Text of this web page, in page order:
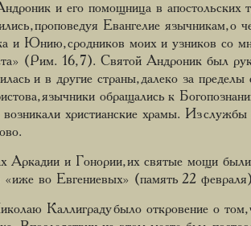
и его помощница в апостольских
проповедуя Евангелие язычникам,
и Юнию, сродников моих и узников со
(Рим. 16, 7). Святой Андроник был
и в другие страны, далеко за
язычники обращались к
возникали христианские храмы. Из
Аркадии и Гонории, их святые мощи
«иже во Евгениевых» (память 22
Каллиграду было откровение о